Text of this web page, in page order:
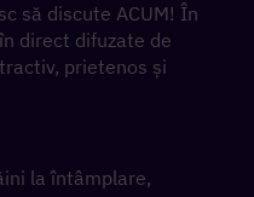
să discute ACUM! În
direct difuzate de
prietenos și
la întâmplare,